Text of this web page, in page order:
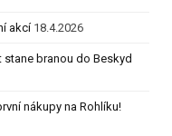
akcí 18.4.2026
branou do Beskyd
nákupy na Rohlíku!